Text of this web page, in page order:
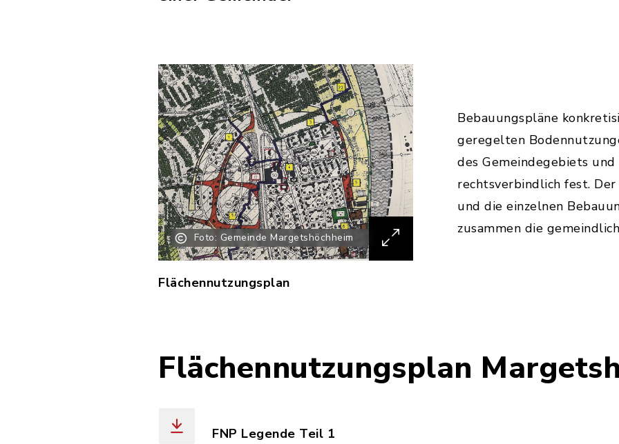
Foto: Gemeinde Margetshöchheim
Flächennutzungsplan
Bebauungspläne
geregelten
des Gemeindegebiets und
rechtsverbindlich fest.
und die einzelnen
zusammen die
Flächennutzungsplan
FNP Legende Teil 1